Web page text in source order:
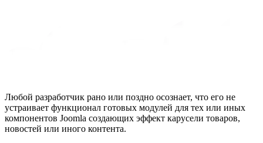
Любой разработчик рано или поздно осознает, что его не
устраивает функционал готовых модулей для тех или иных
компонентов Joomla создающих эффект карусели товаров,
новостей или иного контента.